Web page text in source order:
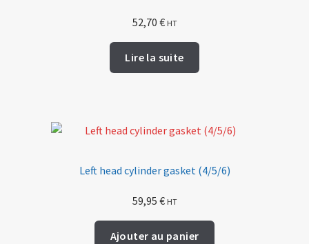
52,70 € HT
Lire la suite
Left head cylinder gasket (4/5/6)
59,95 € HT
Ajouter au panier